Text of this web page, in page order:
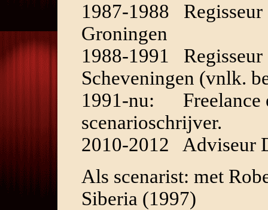
1987-1988 Regisseur
Groningen
1988-1991
Scheveningen (vnlk.
1991-nu: Freelance
scenarioschrijver.
2010-2012 Adviseur
Als scenarist: met
Siberia (1997)